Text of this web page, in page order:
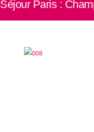
Séjour Paris :